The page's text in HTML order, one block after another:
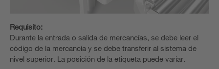
Requisito:
Durante la entrada o salida de mercancías, se debe leer el
código de la mercancía y se debe transferir al sistema de
nivel superior. La posición de la etiqueta puede variar.